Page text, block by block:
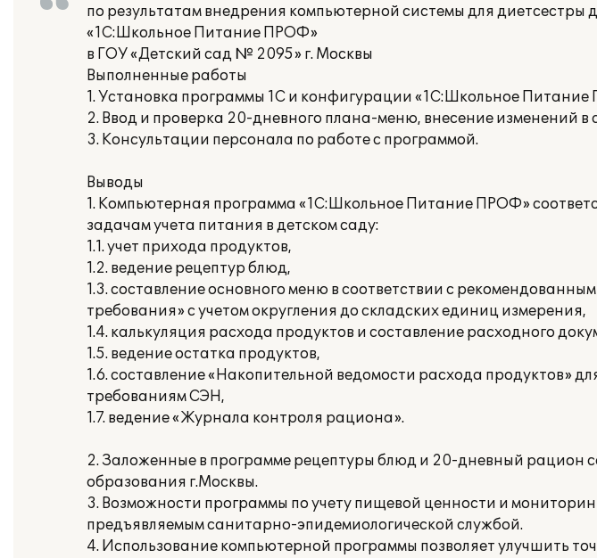
по результатам внедрения компьютерной системы для диетсестры
«1С:Школьное Питание ПРОФ»
в ГОУ «Детский сад № 2095» г. Москвы
Выполненные работы
1. Установка программы 1С и конфигурации «1С:Школьное
2. Ввод и проверка 20-дневного плана-меню, внесение изменений в
3. Консультации персонала по работе с программой.
Выводы
1. Компьютерная программа «1С:Школьное Питание ПРОФ»
задачам учета питания в детском саду:
1.1. учет прихода продуктов,
1.2. ведение рецептур блюд,
1.3. составление основного меню в соответствии с
требования» с учетом округления до складских единиц измерения,
1.4. калькуляция расхода продуктов и составление расходного
1.5. ведение остатка продуктов,
1.6. составление «Накопительной ведомости расхода продуктов»
требованиям СЭН,
1.7. ведение «Журнала контроля рациона».
2. Заложенные в программе рецептуры блюд и 20-дневный рацион
образования г.Москвы.
3. Возможности программы по учету пищевой ценности и
предъявляемым санитарно-эпидемиологической службой.
4. Использование компьютерной программы позволяет улучшить